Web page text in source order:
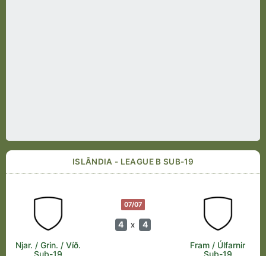
ISLÂNDIA - LEAGUE B SUB-19
07/07
4 x 4
Njar. / Grin. / Víð.
Sub-19
Fram / Úlfarnir
Sub-19